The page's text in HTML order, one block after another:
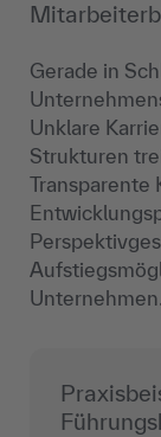
Gerade in
Unklare
Strukturen
Transparente
Unternehmen.